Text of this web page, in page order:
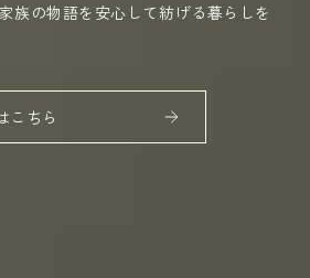
族の物語を安心して紡げる暮らしを
こちら